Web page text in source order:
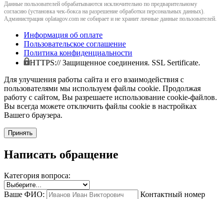
Данные пользователей обрабатываются исключительно по предварительному
согласию (установка чек-бокса на разрешение обработки персональных данных).
Администрация oplatagov.com не собирает и не хранит личные данные пользователей.
Информация об оплате
Пользовательское соглашение
Политика конфиденциальности
HTTPS:// Защищенное соединения. SSL Sertificate.
Для улучшения работы сайта и его взаимодействия с
пользователями мы используем файлы cookie. Продолжая
работу с сайтом, Вы разрешаете использование cookie-файлов.
Вы всегда можете отключить файлы cookie в настройках
Вашего браузера.
Принять
Написать обращение
Категория вопроса:
Ваше ФИО:
Контактный номер